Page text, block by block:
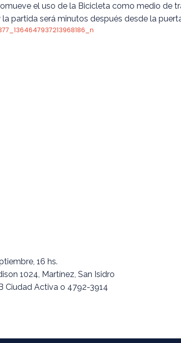
el uso de la Bicicleta como medio de
la partida será minutos después desde la
16 hs.
1024, Martínez, San Isidro
Ciudad Activa o 4792-3914